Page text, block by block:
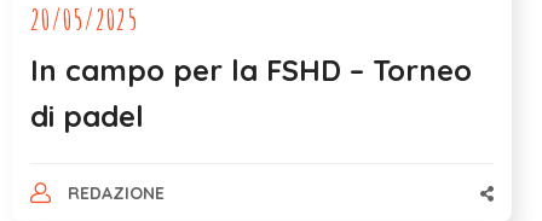
20/05/2025
In campo per la FSHD – Torneo
di padel
REDAZIONE